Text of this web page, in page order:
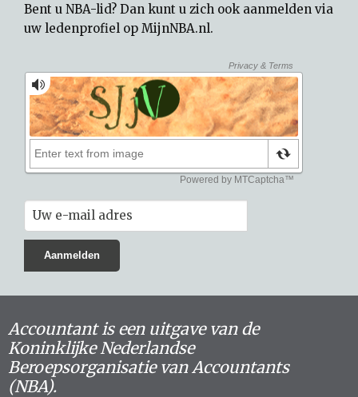
Bent u NBA-lid? Dan kunt u zich ook aanmelden via
uw ledenprofiel op MijnNBA.nl.
Accountant is een uitgave van de
Koninklijke Nederlandse
Beroepsorganisatie van Accountants
(NBA).